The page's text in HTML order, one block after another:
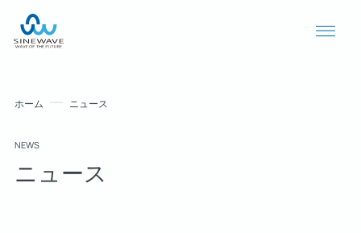
ホーム ニュース
NEWS
ニュース